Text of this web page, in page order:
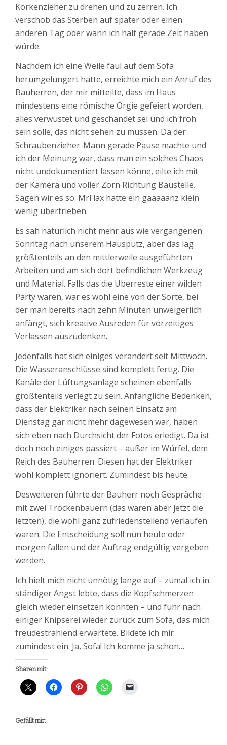
Korkenzieher zu drehen und zu zerren. Ich
verschob das Sterben auf später oder einen
anderen Tag oder wann ich halt gerade Zeit haben
würde.
Nachdem ich eine Weile faul auf dem Sofa
herumgelungert hatte, erreichte mich ein Anruf des
Bauherren, der mir mitteilte, dass im Haus
mindestens eine römische Orgie gefeiert worden,
alles verwüstet und geschändet sei und ich froh
sein solle, das nicht sehen zu müssen. Da der
Schraubenzieher-Mann gerade Pause machte und
ich der Meinung war, dass man ein solches Chaos
nicht undokumentiert lassen könne, eilte ich mit
der Kamera und voller Zorn Richtung Baustelle.
Sagen wir es so: MrFlax hatte ein gaaaaanz klein
wenig übertrieben.
Es sah natürlich nicht mehr aus wie vergangenen
Sonntag nach unserem Hausputz, aber das lag
größtenteils an den mittlerweile ausgeführten
Arbeiten und am sich dort befindlichen Werkzeug
und Material. Falls das die Überreste einer wilden
Party waren, war es wohl eine von der Sorte, bei
der man bereits nach zehn Minuten unweigerlich
anfängt, sich kreative Ausreden für vorzeitiges
Verlassen auszudenken.
Jedenfalls hat sich einiges verändert seit Mittwoch.
Die Wasseranschlüsse sind komplett fertig. Die
Kanäle der Lüftungsanlage scheinen ebenfalls
größtenteils verlegt zu sein. Anfängliche Bedenken,
dass der Elektriker nach seinen Einsatz am
Dienstag gar nicht mehr dagewesen war, haben
sich eben nach Durchsicht der Fotos erledigt. Da ist
doch noch einiges passiert – außer im Würfel, dem
Reich des Bauherren. Diesen hat der Elektriker
wohl komplett ignoriert. Zumindest bis heute.
Desweiteren führte der Bauherr noch Gespräche
mit zwei Trockenbauern (das waren aber jetzt die
letzten), die wohl ganz zufriedenstellend verlaufen
waren. Die Entscheidung soll nun heute oder
morgen fallen und der Auftrag endgültig vergeben
werden.
Ich hielt mich nicht unnötig lange auf – zumal ich in
ständiger Angst lebte, dass die Kopfschmerzen
gleich wieder einsetzen könnten – und fuhr nach
einiger Knipserei wieder zurück zum Sofa, das mich
freudestrahlend erwartete. Bildete ich mir
zumindest ein. Ja, Sofa! Ich komme ja schon…
Sharen mit:
Gefällt mir: